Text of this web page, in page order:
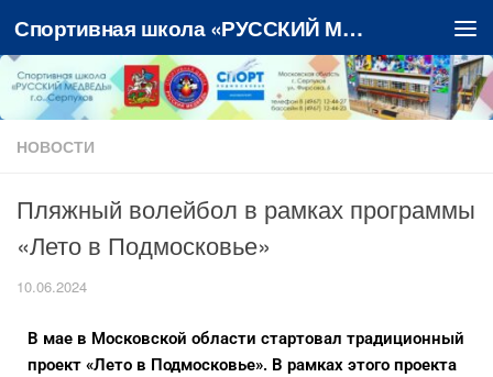
Перейти к содержимому Спортивная школа «РУССКИЙ МЕДВЕДЬ»
НОВОСТИ
Пляжный волейбол в рамках программы
«Лето в Подмосковье»
10.06.2024
В мае в Московской области стартовал традиционный
проект «Лето в Подмосковье». В рамках этого проекта